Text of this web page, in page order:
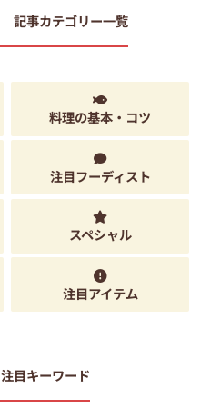
記事カテゴリー一覧
料理の基本・コツ
注目フーディスト
スペシャル
注目アイテム
注目キーワード